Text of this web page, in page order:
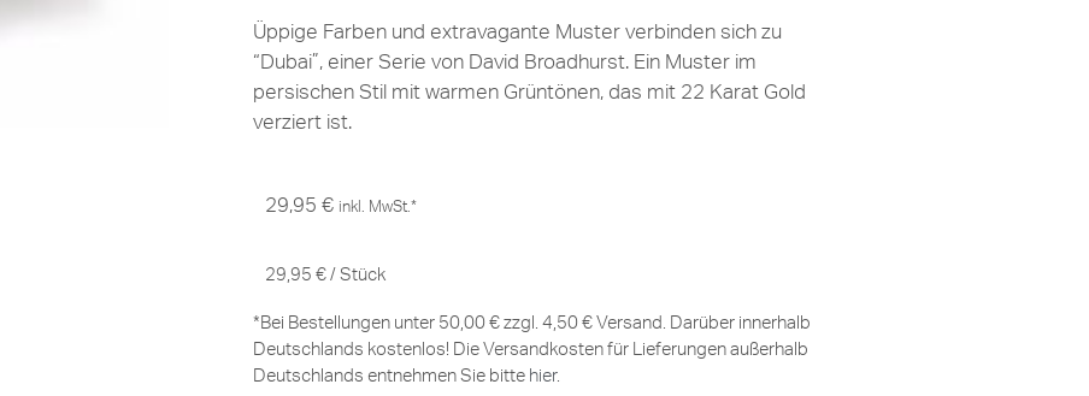
Üppige Farben und extravagante Muster verbinden sich zu
“Dubai”, einer Serie von David Broadhurst. Ein Muster im
persischen Stil mit warmen Grüntönen, das mit 22 Karat Gold
verziert ist.
29,95 € inkl. MwSt.*
29,95 € / Stück
*Bei Bestellungen unter 50,00 € zzgl. 4,50 € Versand. Darüber innerhalb
Deutschlands kostenlos! Die Versandkosten für Lieferungen außerhalb
Deutschlands entnehmen Sie bitte hier.